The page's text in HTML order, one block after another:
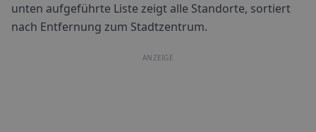
unten aufgeführte Liste zeigt alle Standorte, sortiert
nach Entfernung zum Stadtzentrum.
ANZEIGE